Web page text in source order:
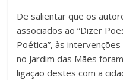
De salientar que os
associados ao “Dizer
Poética”, às
no Jardim das Mães
ligação destes com a